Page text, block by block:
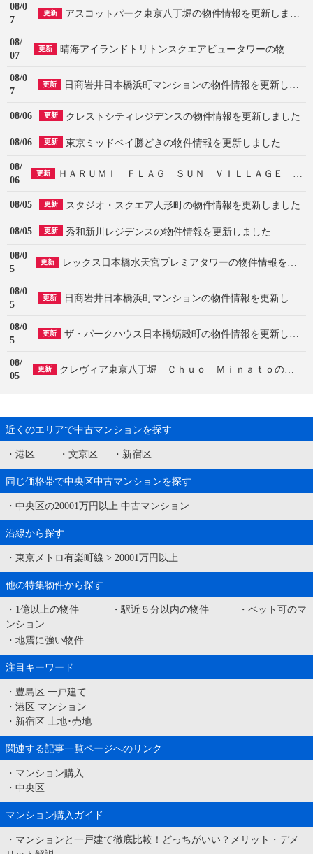
08/0
7
更新 アスコットパーク東京八丁堀の物件情報を更新しました
08/
07
更新 晴海アイランドトリトンスクエアビュータワーの物件情報を更新しました
08/0
7
更新 日商岩井日本橋浜町マンションの物件情報を更新しました
08/06 更新 クレストシティレジデンスの物件情報を更新しました
08/06 更新 東京ミッドベイ勝どきの物件情報を更新しました
08/
06
更新 ＨＡＲＵＭＩ ＦＬＡＧ ＳＵＮ ＶＩＬＬＡＧＥ Ｔ棟の物件情報を更新しました
08/05 更新 スタジオ・スクエア人形町の物件情報を更新しました
08/05 更新 秀和新川レジデンスの物件情報を更新しました
08/0
5
更新 レックス日本橋水天宮プレミアタワーの物件情報を更新しました
08/0
5
更新 日商岩井日本橋浜町マンションの物件情報を更新しました
08/0
5
更新 ザ・パークハウス日本橋蛎殻町の物件情報を更新しました
08/
05
更新 クレヴィア東京八丁堀 Ｃｈｕｏ Ｍｉｎａｔｏの物件情報を更新しました
近くのエリアで中古マンションを探す
・ 港区 ・ 文京区 ・ 新宿区
同じ価格帯で中央区中古マンションを探す
・ 中央区の20001万円以上 中古マンション
沿線から探す
・ 東京メトロ有楽町線 > 20001万円以上
他の特集物件から探す
・ 1億以上の物件 ・ 駅近５分以内の物件 ・ ペット可のマ
ンション
・ 地震に強い物件
注目キーワード
・ 豊島区 一戸建て
・ 港区 マンション
・ 新宿区 土地･売地
関連する記事一覧ページへのリンク
・ マンション購入
・ 中央区
マンション購入ガイド
・ マンションと一戸建て徹底比較！どっちがいい？メリット・デメ